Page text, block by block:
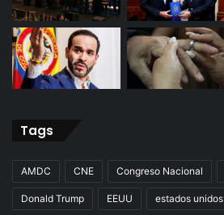
Tags
AMDC CNE Congreso Nacional
Donald Trump EEUU estados unidos